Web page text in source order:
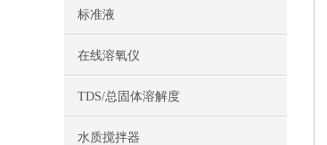
标准液
在线溶氧仪
TDS/总固体溶解度
水质搅拌器